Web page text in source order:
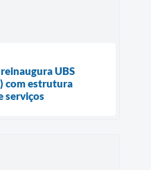
UBS
com estrutura
serviços